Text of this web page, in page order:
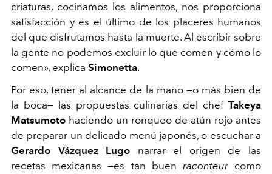
criaturas, cocinamos los alimentos, nos proporciona
satisfacción y es el último de los placeres humanos
del que disfrutamos hasta la muerte. Al escribir sobre
la gente no podemos excluir lo que comen y cómo lo
comen», explica Simonetta.
Por eso, tener al alcance de la mano —o más bien de
la boca— las propuestas culinarias del chef Takeya
Matsumoto haciendo un ronqueo de atún rojo antes
de preparar un delicado menú japonés, o escuchar a
Gerardo Vázquez Lugo narrar el origen de las
recetas mexicanas —es tan buen raconteur como